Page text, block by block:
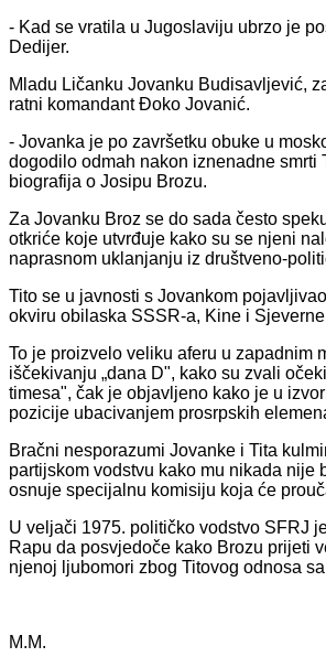
- Kad se vratila u Jugoslaviju ubrzo je
Dedijer.
Mladu Ličanku Jovanku Budisavljević,
ratni komandant Đoko Jovanić.
- Jovanka je po završetku obuke u
dogodilo odmah nakon iznenadne
biografija o Josipu Brozu.
Za Jovanku Broz se do sada često
otkriće koje utvrđuje kako su se njeni
naprasnom uklanjanju iz društveno-
Tito se u javnosti s Jovankom
okviru obilaska SSSR-a, Kine i
To je proizvelo veliku aferu u zapadnim
iščekivanju „dana D", kako su zvali
timesa", čak je objavljeno kako je u
pozicije ubacivanjem prosrpskih
Bračni nesporazumi Jovanke i Tita
partijskom vodstvu kako mu nikada nije
osnuje specijalnu komisiju koja će
U veljači 1975. političko vodstvo SFRJ
Rapu da posvjedoče kako Brozu prijeti
njenoj ljubomori zbog Titovog odnosa
M.M.